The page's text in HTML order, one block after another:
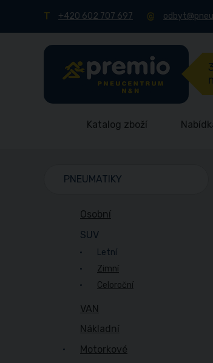
+420 602 707 697
Katalog zboží
PNEUMATIKY
Osobní
SUV
Letní
Zimní
Celoroční
VAN
Nákladní
Motorkové